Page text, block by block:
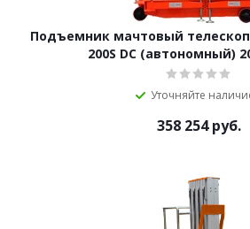
Подъемник мачтовый
200S DC (автономный)
Уточняйте
358 254руб.